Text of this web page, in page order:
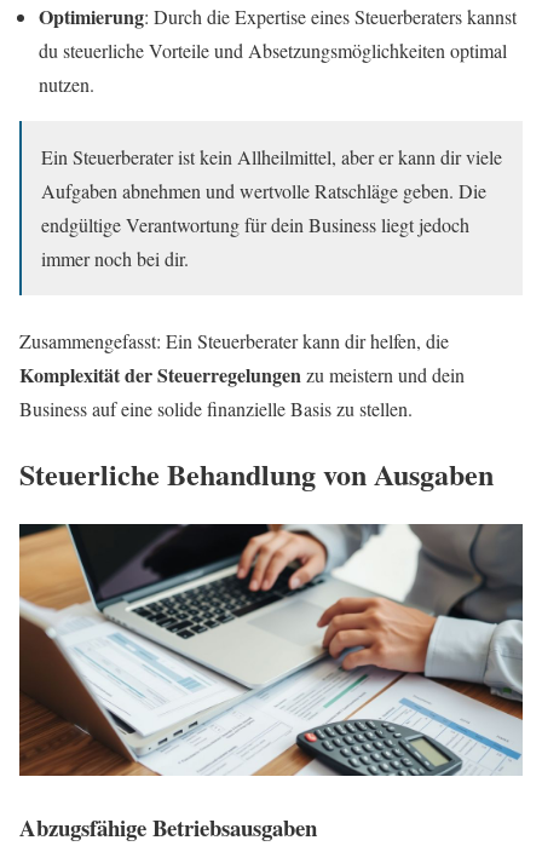
Optimierung: Durch die Expertise eines Steuerberaters kannst
du steuerliche Vorteile und Absetzungsmöglichkeiten optimal
nutzen.
Ein Steuerberater ist kein Allheilmittel, aber er kann dir viele
Aufgaben abnehmen und wertvolle Ratschläge geben. Die
endgültige Verantwortung für dein Business liegt jedoch
immer noch bei dir.
Zusammengefasst: Ein Steuerberater kann dir helfen, die
Komplexität der Steuerregelungen zu meistern und dein
Business auf eine solide finanzielle Basis zu stellen.
Steuerliche Behandlung von Ausgaben
Abzugsfähige Betriebsausgaben